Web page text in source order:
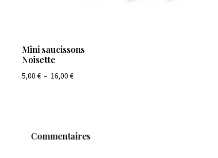
Mini saucissons
Noisette
5,00 € – 16,00 €Plage
16,00 €
Commentaires